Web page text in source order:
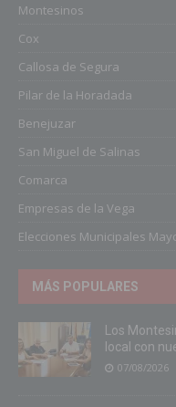
Montesinos
Cox
Callosa de Segura
Pilar de la Horadada
Benejuzar
San Miguel de Salinas
Comarca
Empresas de la Vega
Elecciones Municipales
MÁS POPULARES
Los
local con
07/08/2026